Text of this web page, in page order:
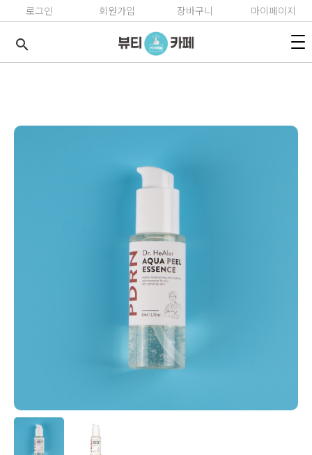
로그인 회원가입 장바구니 마이페이지
search